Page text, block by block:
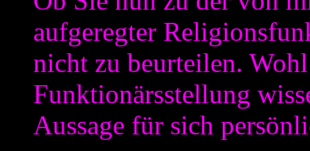
aufgeregter
nicht zu beurteilen.
Funktionärsstellung
Aussage für sich